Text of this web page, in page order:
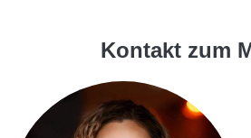
Kontakt zum